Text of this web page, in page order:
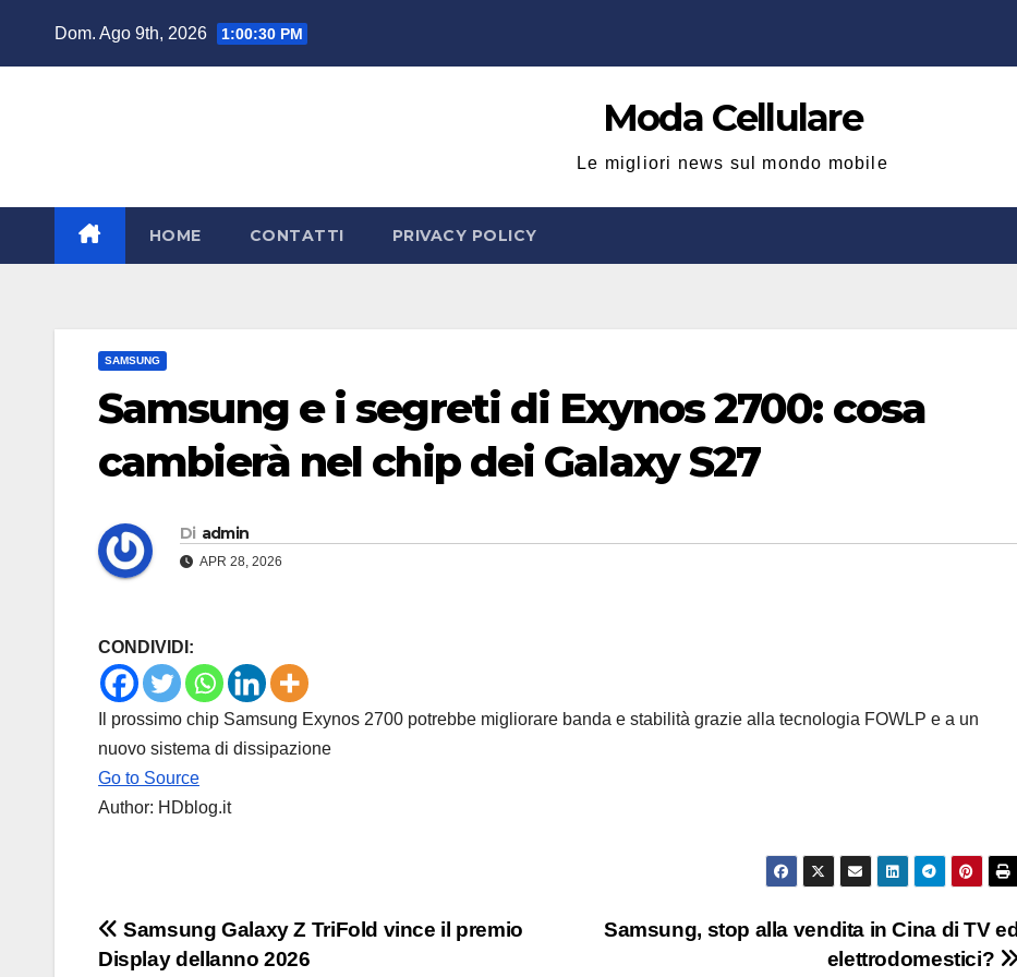
Dom. Ago 9th, 2026 1:00:31 PM
Moda Cellulare
Le migliori news sul mondo mobile
HOME CONTATTI PRIVACY POLICY
SAMSUNG
Samsung e i segreti di Exynos 2700: cosa
cambierà nel chip dei Galaxy S27
Di admin
APR 28, 2026
CONDIVIDI:
Il prossimo chip Samsung Exynos 2700 potrebbe migliorare banda e stabilità grazie alla tecnologia FOWLP e a un
nuovo sistema di dissipazione
Go to Source
Author: HDblog.it
Navigazione
Samsung, stop alla vendita in Cina di TV ed
elettrodomestici?
Samsung Galaxy Z TriFold vince il premio
Display dellanno 2026